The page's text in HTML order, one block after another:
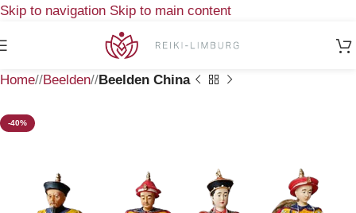
Skip to navigation Skip to main content
Home/ Beelden/ Beelden China
-40%